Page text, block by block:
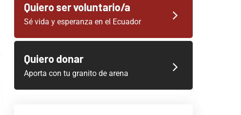
Quiero ser voluntario/a
Sé vida y esperanza en el Ecuador
Quiero donar
Aporta con tu granito de arena